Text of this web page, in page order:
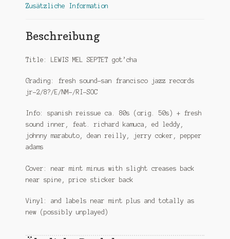
Zusätzliche Information
Beschreibung
Title: LEWIS MEL SEPTET got’cha
Grading: fresh sound-san francisco jazz records
jr-2/8?/E/NM-/RI-SOC
Info: spanish reissue ca. 80s (orig. 50s) + fresh
sound inner, feat. richard kamuca, ed leddy,
johnny marabuto, dean reilly, jerry coker, pepper
adams
Cover: near mint minus with slight creases back
near spine, price sticker back
Vinyl: and labels near mint plus and totally as
new (possibly unplayed)